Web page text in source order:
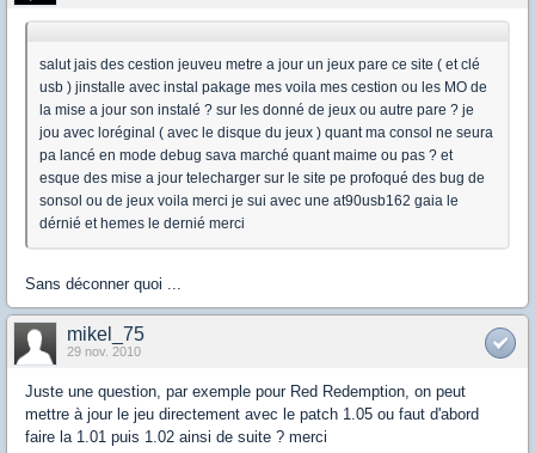
salut jais des cestion jeuveu metre a jour un jeux pare ce site ( et clé
usb ) jinstalle avec instal pakage mes voila mes cestion ou les MO de
la mise a jour son instalé ? sur les donné de jeux ou autre pare ? je
jou avec loréginal ( avec le disque du jeux ) quant ma consol ne seura
pa lancé en mode debug sava marché quant maime ou pas ? et
esque des mise a jour telecharger sur le site pe profoqué des bug de
sonsol ou de jeux voila merci je sui avec une at90usb162 gaia le
dérnié et hemes le dernié merci
Sans déconner quoi ...
mikel_75
29 nov. 2010
Juste une question, par exemple pour Red Redemption, on peut
mettre à jour le jeu directement avec le patch 1.05 ou faut d'abord
faire la 1.01 puis 1.02 ainsi de suite ? merci